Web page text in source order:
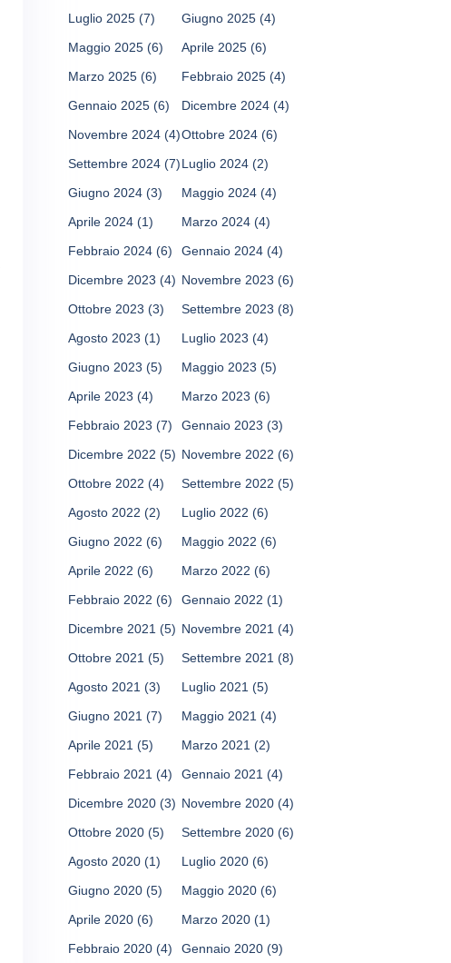
Luglio 2025 (7) Giugno 2025 (4)
Maggio 2025 (6) Aprile 2025 (6)
Marzo 2025 (6) Febbraio 2025 (4)
Gennaio 2025 (6) Dicembre 2024 (4)
Novembre 2024 (4)Ottobre 2024 (6)
Settembre 2024 (7)Luglio 2024 (2)
Giugno 2024 (3) Maggio 2024 (4)
Aprile 2024 (1) Marzo 2024 (4)
Febbraio 2024 (6) Gennaio 2024 (4)
Dicembre 2023 (4) Novembre 2023 (6)
Ottobre 2023 (3) Settembre 2023 (8)
Agosto 2023 (1) Luglio 2023 (4)
Giugno 2023 (5) Maggio 2023 (5)
Aprile 2023 (4) Marzo 2023 (6)
Febbraio 2023 (7) Gennaio 2023 (3)
Dicembre 2022 (5) Novembre 2022 (6)
Ottobre 2022 (4) Settembre 2022 (5)
Agosto 2022 (2) Luglio 2022 (6)
Giugno 2022 (6) Maggio 2022 (6)
Aprile 2022 (6) Marzo 2022 (6)
Febbraio 2022 (6) Gennaio 2022 (1)
Dicembre 2021 (5) Novembre 2021 (4)
Ottobre 2021 (5) Settembre 2021 (8)
Agosto 2021 (3) Luglio 2021 (5)
Giugno 2021 (7) Maggio 2021 (4)
Aprile 2021 (5) Marzo 2021 (2)
Febbraio 2021 (4) Gennaio 2021 (4)
Dicembre 2020 (3) Novembre 2020 (4)
Ottobre 2020 (5) Settembre 2020 (6)
Agosto 2020 (1) Luglio 2020 (6)
Giugno 2020 (5) Maggio 2020 (6)
Aprile 2020 (6) Marzo 2020 (1)
Febbraio 2020 (4) Gennaio 2020 (9)